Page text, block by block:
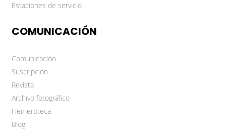
Estaciones de servicio
COMUNICACIÓN
Comunicación
Suscripción
Revista
Archivo fotográfico
Hemeroteca
Blog